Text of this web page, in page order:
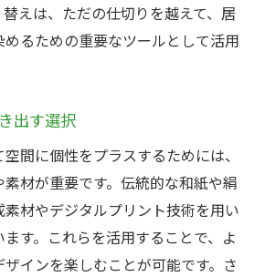
えは、ただの仕切りを越えて、居
るための重要なツールとして活用
出す選択
間に個性をプラスするためには、
材が重要です。伝統的な和紙や絹
材やデジタルプリント技術を用い
す。これらを活用することで、よ
インを楽しむことが可能です。さ